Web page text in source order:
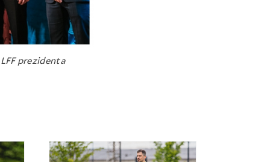
prezidenta